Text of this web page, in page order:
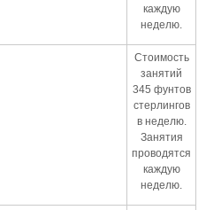
каждую
неделю.
Стоимость
занятий
345 фунтов
стерлингов
в неделю.
Занятия
проводятся
каждую
неделю.